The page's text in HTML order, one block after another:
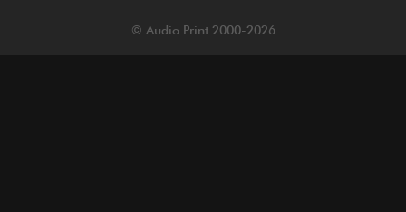
© Audio Print 2000-2026